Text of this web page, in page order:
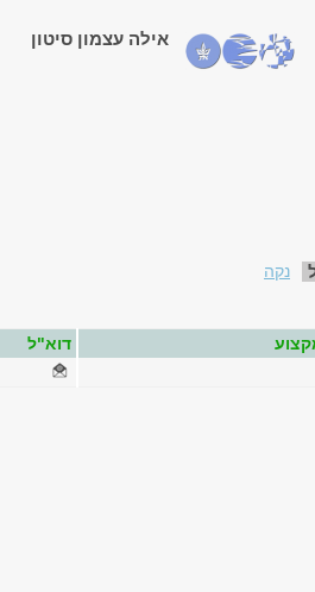
אילה עצמון סיטון
נקה
דוא"ל